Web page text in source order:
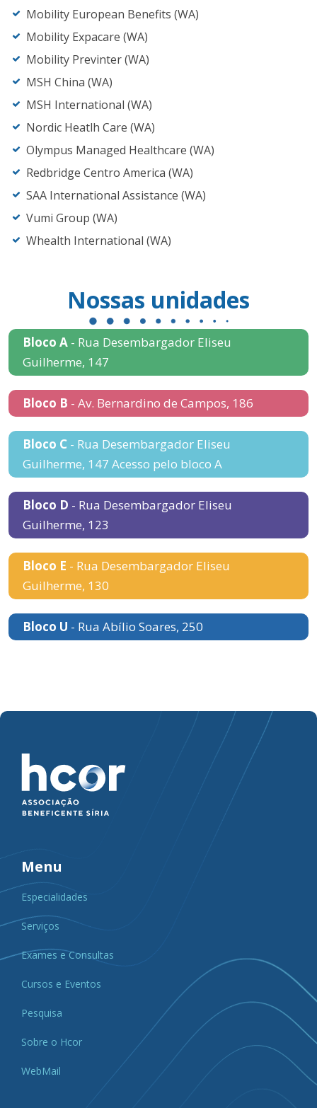
Mobility European Benefits (WA)
Mobility Expacare (WA)
Mobility Previnter (WA)
MSH China (WA)
MSH International (WA)
Nordic Heatlh Care (WA)
Olympus Managed Healthcare (WA)
Redbridge Centro America (WA)
SAA International Assistance (WA)
Vumi Group (WA)
Whealth International (WA)
Nossas unidades
Bloco A - Rua Desembargador Eliseu
Guilherme, 147
Bloco B - Av. Bernardino de Campos, 186
Bloco C - Rua Desembargador Eliseu
Guilherme, 147 Acesso pelo bloco A
Bloco D - Rua Desembargador Eliseu
Guilherme, 123
Bloco E - Rua Desembargador Eliseu
Guilherme, 130
Bloco U - Rua Abílio Soares, 250
Menu
Especialidades
Serviços
Exames e Consultas
Cursos e Eventos
Pesquisa
Sobre o Hcor
WebMail